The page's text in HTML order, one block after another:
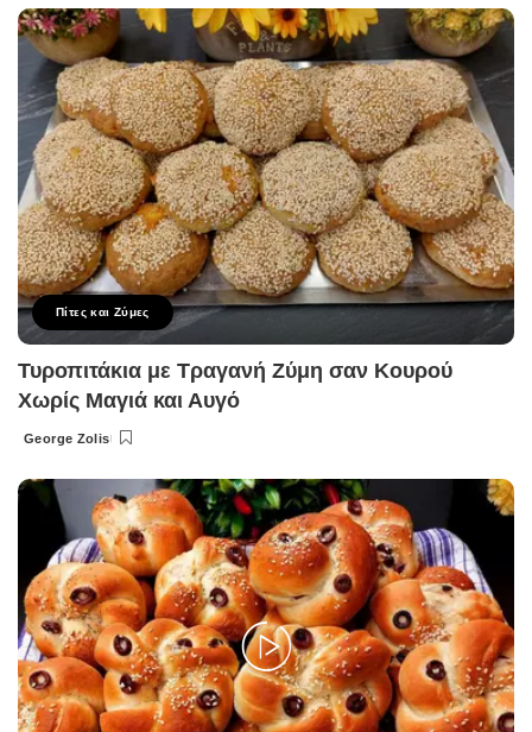
Πίτες και Ζύμες
Τυροπιτάκια με Τραγανή Ζύμη σαν Κουρού
Χωρίς Μαγιά και Αυγό
Posted
George Zolis